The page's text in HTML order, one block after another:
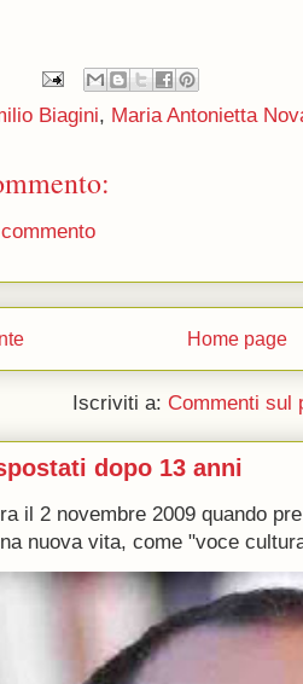
Biagini, Maria Antonietta
Home page
Iscriviti a: Commenti sul
dopo 13 anni
il 2 novembre 2009 quando
nuova vita, come "voce